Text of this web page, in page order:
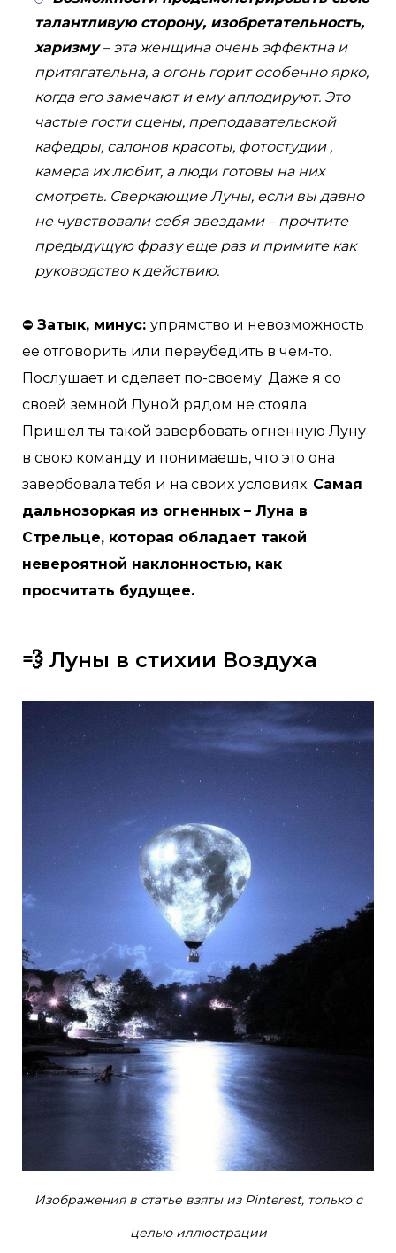
талантливую сторону, изобретательность,
харизму– эта женщина очень эффектна и
притягательна, а огонь горит особенно ярко,
когда его замечают и ему аплодируют. Это
частые гости сцены, преподавательской
кафедры, салонов красоты, фотостудии ,
камера их любит, а люди готовы на них
смотреть. Сверкающие Луны, если вы давно
не чувствовали себя звездами – прочтите
предыдущую фразу еще раз и примите как
руководство к действию.
⛔️ Затык, минус: упрямство и невозможность
ее отговорить или переубедить в чем-то.
Послушает и сделает по-своему. Даже я со
своей земной Луной рядом не стояла.
Пришел ты такой завербовать огненную Луну
в свою команду и понимаешь, что это она
завербовала тебя и на своих условиях. Самая
дальнозоркая из огненных – Луна в
Стрельце, которая обладает такой
невероятной наклонностью, как
просчитать будущее.
💨 Луны в стихии Воздуха
Изображения в статье взяты из Pinterest, только с
целью иллюстрации